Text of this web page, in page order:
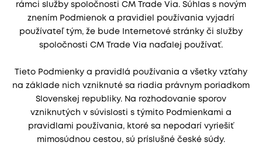
rámci služby spoločnosti CM Trade Via. Súhlas s novým
znením Podmienok a pravidiel používania vyjadrí
používateľ tým, že bude Internetové stránky či služby
spoločnosti CM Trade Via naďalej používať.
Tieto Podmienky a pravidlá používania a všetky vzťahy
na základe nich vzniknuté sa riadia právnym poriadkom
Slovenskej republiky. Na rozhodovanie sporov
vzniknutých v súvislosti s týmito Podmienkami a
pravidlami používania, ktoré sa nepodarí vyriešiť
mimosúdnou cestou, sú príslušné české súdy.